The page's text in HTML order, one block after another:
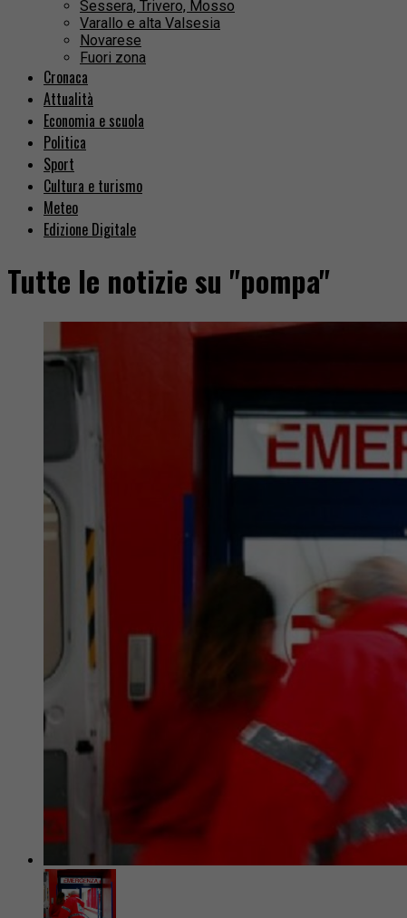
Sessera, Trivero, Mosso
Varallo e alta Valsesia
Novarese
Fuori zona
Cronaca
Attualità
Economia e scuola
Politica
Sport
Cultura e turismo
Meteo
Edizione Digitale
Tutte le notizie su "pompa"